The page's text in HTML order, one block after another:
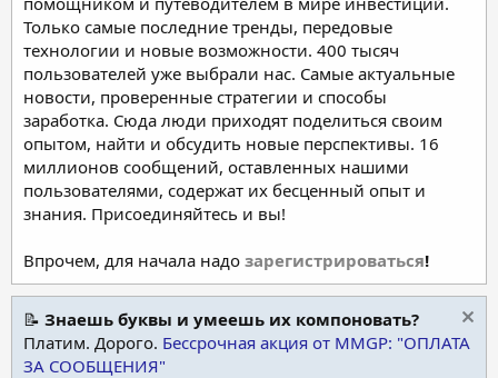
Только самые последние тренды, передовые
технологии и новые возможности. 400 тысяч
пользователей уже выбрали нас. Самые актуальные
новости, проверенные стратегии и способы
заработка. Сюда люди приходят поделиться своим
опытом, найти и обсудить новые перспективы. 16
миллионов сообщений, оставленных нашими
пользователями, содержат их бесценный опыт и
знания. Присоединяйтесь и вы!
Впрочем, для начала надо зарегистрироваться!
📝 Знаешь буквы и умеешь их компоновать?
Платим. Дорого. Бессрочная акция от MMGP: "ОПЛАТА
ЗА СООБЩЕНИЯ"